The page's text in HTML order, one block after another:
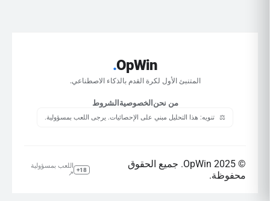
OpWin
.
المتنبئ الأول لكرة القدم بالذكاء الاصطناعي.
من نحن الخصوصية الشروط
⚖️ تنويه: هذا التحليل مبني على الإحصائيات. يرجى اللعب بمسؤولية.
© 2025 OpWin. جميع الحقوق
محفوظة.
18+
اللعب بمسؤولية
↗